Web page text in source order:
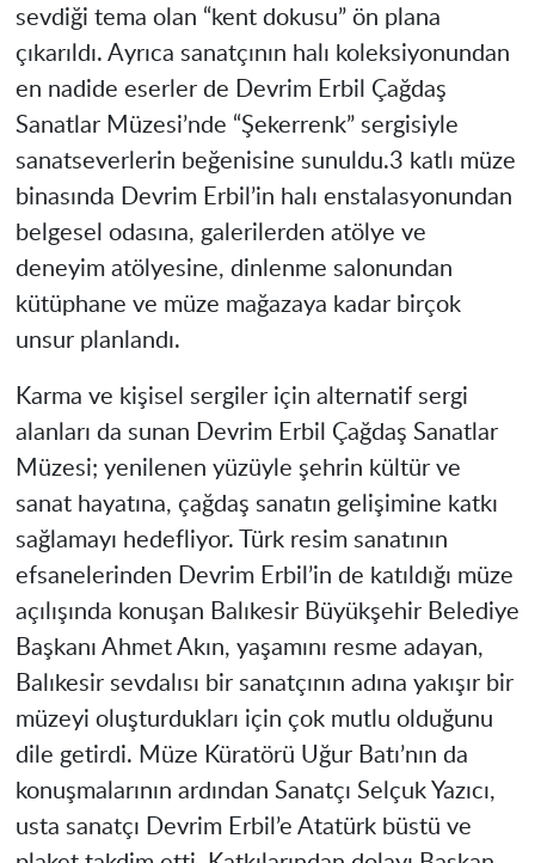
sevdiği tema olan “kent dokusu” ön plana
çıkarıldı. Ayrıca sanatçının halı koleksiyonundan
en nadide eserler de Devrim Erbil Çağdaş
Sanatlar Müzesi’nde “Şekerrenk” sergisiyle
sanatseverlerin beğenisine sunuldu.3 katlı müze
binasında Devrim Erbil’in halı enstalasyonundan
belgesel odasına, galerilerden atölye ve
deneyim atölyesine, dinlenme salonundan
kütüphane ve müze mağazaya kadar birçok
unsur planlandı.
Karma ve kişisel sergiler için alternatif sergi
alanları da sunan Devrim Erbil Çağdaş Sanatlar
Müzesi; yenilenen yüzüyle şehrin kültür ve
sanat hayatına, çağdaş sanatın gelişimine katkı
sağlamayı hedefliyor. Türk resim sanatının
efsanelerinden Devrim Erbil’in de katıldığı müze
açılışında konuşan Balıkesir Büyükşehir Belediye
Başkanı Ahmet Akın, yaşamını resme adayan,
Balıkesir sevdalısı bir sanatçının adına yakışır bir
müzeyi oluşturdukları için çok mutlu olduğunu
dile getirdi. Müze Küratörü Uğur Batı’nın da
konuşmalarının ardından Sanatçı Selçuk Yazıcı,
usta sanatçı Devrim Erbil’e Atatürk büstü ve